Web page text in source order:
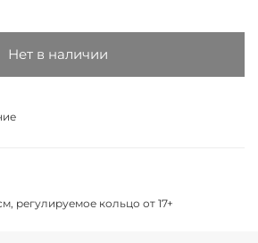
Нет в наличии
регулируемое кольцо от 17+